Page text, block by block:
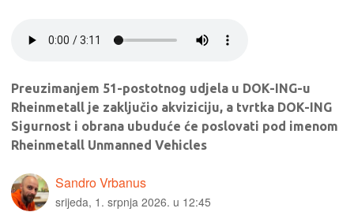
Preuzimanjem 51-postotnog udjela u DOK-ING-u
Rheinmetall je zaključio akviziciju, a tvrtka DOK-ING
Sigurnost i obrana ubuduće će poslovati pod imenom
Rheinmetall Unmanned Vehicles
Sandro Vrbanus
srijeda, 1. srpnja 2026. u 12:45